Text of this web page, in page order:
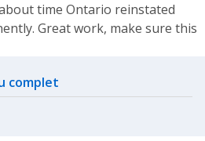
time Ontario reinstated
Great work, make sure this
complet